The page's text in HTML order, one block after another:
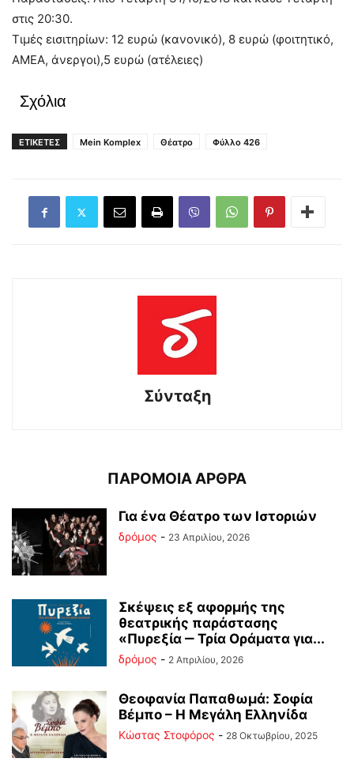
στις 20:30.
Τιμές εισιτηρίων: 12 ευρώ (κανονικό), 8 ευρώ (φοιτητικό,
ΑΜΕΑ, άνεργοι),5 ευρώ (ατέλειες)
Σχόλια
ΕΤΙΚΕΤΕΣ Mein Komplex Θέατρο Φύλλο 426
Σύνταξη
ΠΑΡΟΜΟΙΑ ΑΡΘΡΑ
Για ένα Θέατρο των Ιστοριών
δρόμος - 23 Απριλίου, 2026
Σκέψεις εξ αφορμής της
θεατρικής παράστασης
«Πυρεξία ‒ Τρία Οράματα για...
δρόμος - 2 Απριλίου, 2026
Θεοφανία Παπαθωμά: Σοφία
Βέμπο – Η Μεγάλη Ελληνίδα
Κώστας Στοφόρος - 28 Οκτωβρίου, 2025